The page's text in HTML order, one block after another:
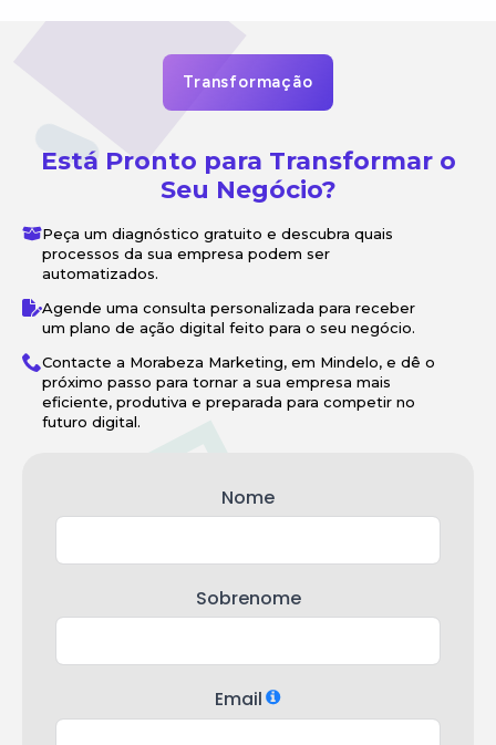
Transformação
Está Pronto para Transformar o
Seu Negócio?
Peça um diagnóstico gratuito e descubra quais
processos da sua empresa podem ser
automatizados.
Agende uma consulta personalizada para receber
um plano de ação digital feito para o seu negócio.
Contacte a Morabeza Marketing, em Mindelo, e dê o
próximo passo para tornar a sua empresa mais
eficiente, produtiva e preparada para competir no
futuro digital.
Nome
Sobrenome
Email